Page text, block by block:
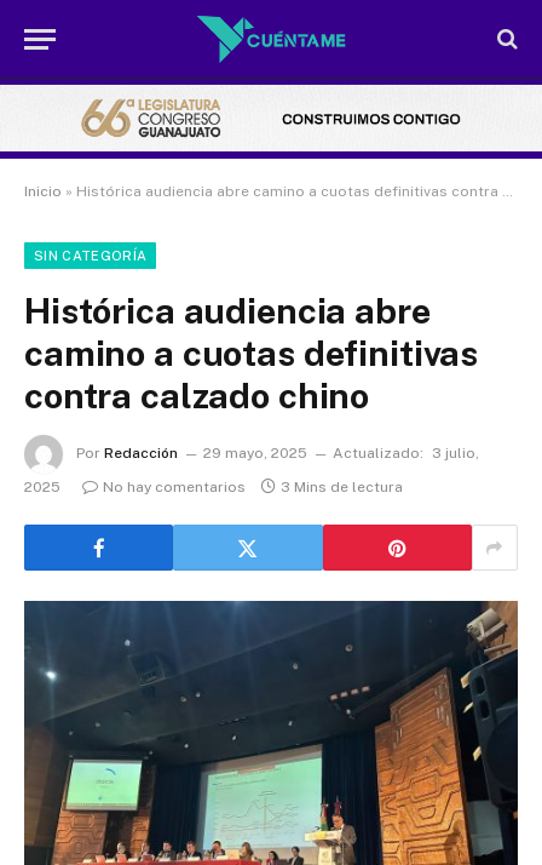
Inicio » Histórica audiencia abre camino a cuotas definitivas contra calzado chino
SIN CATEGORÍA
Histórica audiencia abre
camino a cuotas definitivas
contra calzado chino
Por Redacción 29 mayo, 2025 Actualizado:
3 julio,
2025
No hay comentarios 3 Mins de lectura